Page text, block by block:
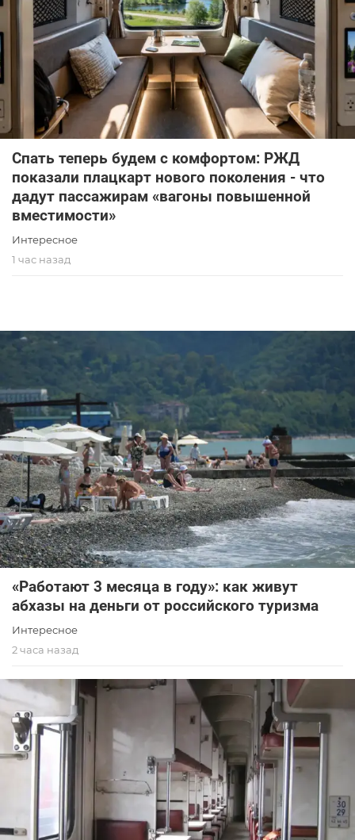
Спать теперь будем с комфортом: РЖД
показали плацкарт нового поколения - что
дадут пассажирам «вагоны повышенной
вместимости»
Интересное
1 час назад
«Работают 3 месяца в году»: как живут
абхазы на деньги от российского туризма
Интересное
2 часа назад